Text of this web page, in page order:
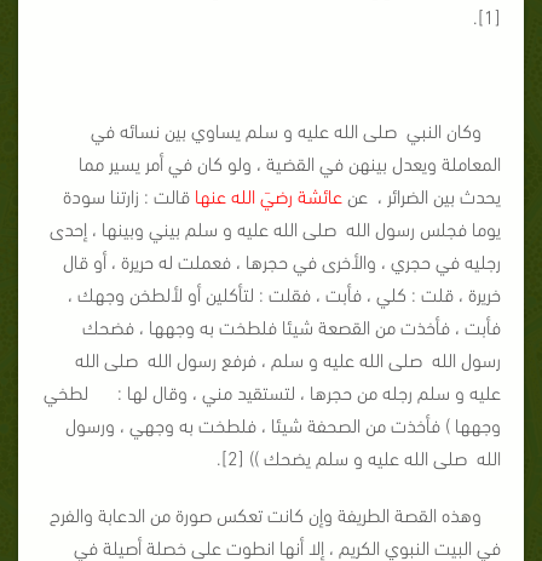
[1].
وكان النبي صلى الله عليه و سلم يساوي بين نسائه في
المعاملة ويعدل بينهن في القضية ، ولو كان في أمر يسير مما
يحدث بين الضرائر ، عن عائشة رضيَ الله عنها قالت : زارتنا سودة
يوما فجلس رسول الله صلى الله عليه و سلم بيني وبينها ، إحدى
رجليه في حجري ، والأخرى في حجرها ، فعملت له حريرة ، أو قال
خريرة ، قلت : كلي ، فأبت ، فقلت : لتأكلين أو لألطخن وجهك ،
فأبت ، فأخذت من القصعة شيئا فلطخت به وجهها ، فضحك
رسول الله صلى الله عليه و سلم ، فرفع رسول الله صلى الله
عليه و سلم رجله من حجرها ، لتستقيد مني ، وقال لها : لطخي
وجهها ) فأخذت من الصحفة شيئا ، فلطخت به وجهي ، ورسول
الله صلى الله عليه و سلم يضحك )) [2].
وهذه القصة الطريفة وإن كانت تعكس صورة من الدعابة والفرح
في البيت النبوي الكريم ، إلا أنها انطوت على خصلة أصيلة في